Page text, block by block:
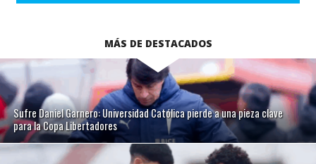
MÁS DE DESTACADOS
Sufre Daniel Garnero: Universidad Católica pierde a una pieza clave
para la Copa Libertadores